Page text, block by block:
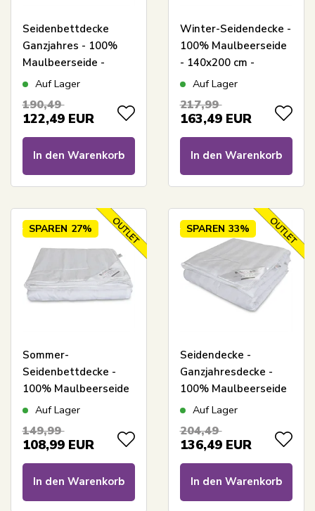
Seidenbettdecke
Ganzjahres - 100%
Maulbeerseide -
140x200 cm -
Auf Lager
190,49
122,49 EUR
In den Warenkorb
Winter-Seidendecke -
100% Maulbeerseide
- 140x200 cm -
Butterfly Silk
Auf Lager
217,99
163,49 EUR
In den Warenkorb
SPAREN 27%
Sommer-
Seidenbettdecke -
100% Maulbeerseide
- 140x220 cm -
Auf Lager
149,99
108,99 EUR
In den Warenkorb
SPAREN 33%
Seidendecke -
Ganzjahresdecke -
100% Maulbeerseide
- 140x220 cm -
Auf Lager
204,49
136,49 EUR
In den Warenkorb